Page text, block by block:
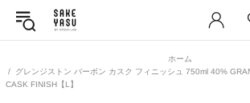
ホーム
グレンジストン バーボン カスク フィニッシュ 750ml 40%
CASK FINISH【L】